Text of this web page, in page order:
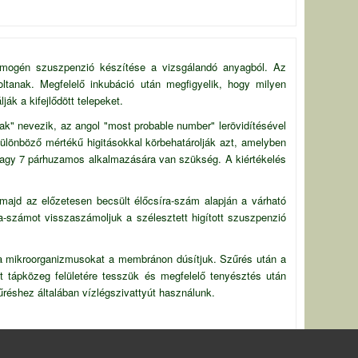
szuszpenzió készítése a vizsgálandó anyagból. Az
Megfelelő inkubáció után megfigyelik, hogy milyen
a kifejlődött telepeket.
nevezik, az angol "most probable number" lerövidítésével
mértékű higitásokkal körbehatárolják azt, amelyben
7 párhuzamos alkalmazására van szükség. A kiértékelés
az előzetesen becsült élőcsíra-szám alapján a várható
számot visszaszámoljuk a szélesztett higított szuszpenzió
a membránon dúsítjuk. Szűrés után a
felületére tesszük és megfelelő tenyésztés után
általában vízlégszivattyút használunk.